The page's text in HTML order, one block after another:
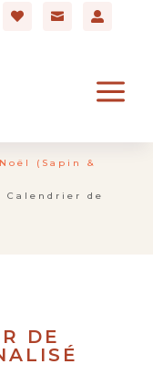
  
a
Noël (Sapin &
Calendrier de
DE